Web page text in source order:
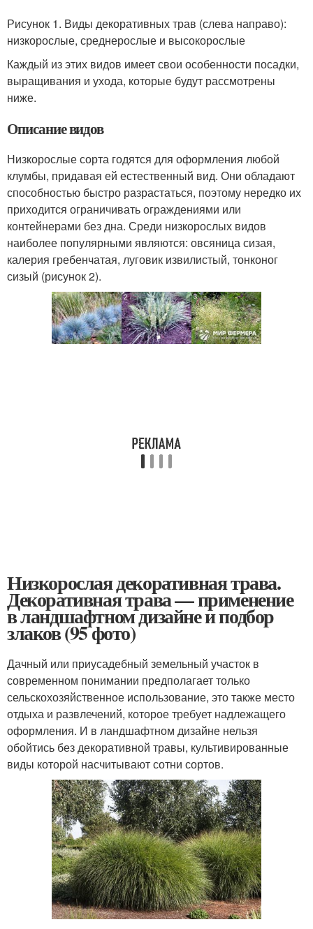
Рисунок 1. Виды декоративных трав (слева направо):
низкорослые, среднерослые и высокорослые
Каждый из этих видов имеет свои особенности посадки,
выращивания и ухода, которые будут рассмотрены
ниже.
Описание видов
Низкорослые сорта годятся для оформления любой
клумбы, придавая ей естественный вид. Они обладают
способностью быстро разрастаться, поэтому нередко их
приходится ограничивать ограждениями или
контейнерами без дна. Среди низкорослых видов
наиболее популярными являются: овсяница сизая,
калерия гребенчатая, луговик извилистый, тонконог
сизый (рисунок 2).
Низкорослая декоративная трава.
Декоративная трава — применение
в ландшафтном дизайне и подбор
злаков (95 фото)
Дачный или приусадебный земельный участок в
современном понимании предполагает только
сельскохозяйственное использование, это также место
отдыха и развлечений, которое требует надлежащего
оформления. И в ландшафтном дизайне нельзя
обойтись без декоративной травы, культивированные
виды которой насчитывают сотни сортов.